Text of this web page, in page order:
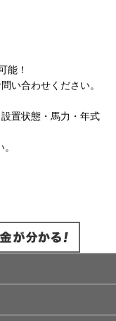
能！
い合わせください。
置状態・馬力・年式